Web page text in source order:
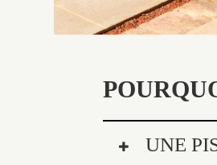
UNE